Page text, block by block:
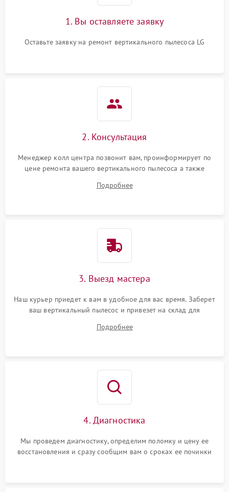
1. Вы оставляете заявку
Оставьте заявку на ремонт вертикального пылесоса LG
2. Консультация
Менеджер колл центра позвонит вам, проинформирует по
цене ремонта вашего вертикального пылесоса а также
Подробнее
3. Выезд мастера
Наш курьер приедет к вам в удобное для вас время. Заберет
ваш вертикальный пылесос и привезет на склад для
Подробнее
4. Диагностика
Мы проведем диагностику, определим поломку и цену ее
восстановления и сразу сообщим вам о сроках ее починки